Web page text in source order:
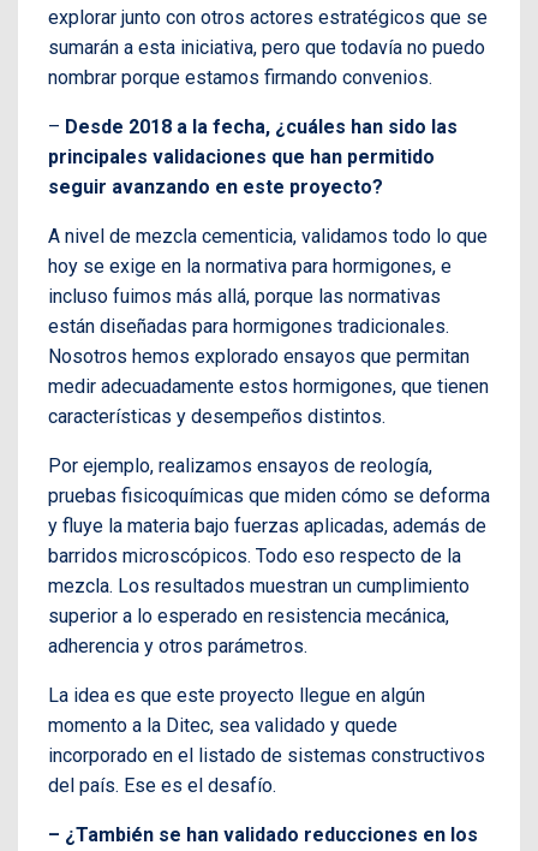
explorar junto con otros actores estratégicos que se
sumarán a esta iniciativa, pero que todavía no puedo
nombrar porque estamos firmando convenios.
– Desde 2018 a la fecha, ¿cuáles han sido las
principales validaciones que han permitido
seguir avanzando en este proyecto?
A nivel de mezcla cementicia, validamos todo lo que
hoy se exige en la normativa para hormigones, e
incluso fuimos más allá, porque las normativas
están diseñadas para hormigones tradicionales.
Nosotros hemos explorado ensayos que permitan
medir adecuadamente estos hormigones, que tienen
características y desempeños distintos.
Por ejemplo, realizamos ensayos de reología,
pruebas fisicoquímicas que miden cómo se deforma
y fluye la materia bajo fuerzas aplicadas, además de
barridos microscópicos. Todo eso respecto de la
mezcla. Los resultados muestran un cumplimiento
superior a lo esperado en resistencia mecánica,
adherencia y otros parámetros.
La idea es que este proyecto llegue en algún
momento a la Ditec, sea validado y quede
incorporado en el listado de sistemas constructivos
del país. Ese es el desafío.
– ¿También se han validado reducciones en los